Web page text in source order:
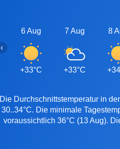
6 Aug
+33°C
7 Aug
+33°C
8
‹
Die Durchschnittstemperatur in
30..34°C. Die minimale
voraussichtlich 36°C (13 Aug).